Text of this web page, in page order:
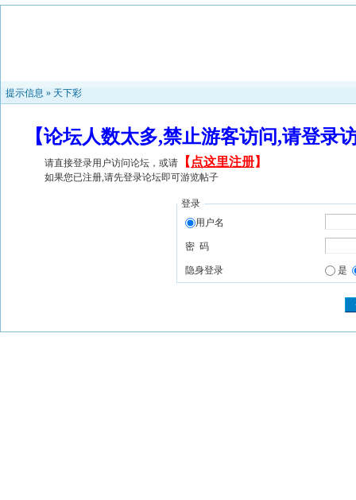
提示信息 » 天下彩
【论坛人数太多,禁止游客访问,请登
请直接登录用户访问论坛，或请 【 点这里注册】
如果您已注册,请先登录论坛即可游览帖子
登录
用户名
密 码
隐身登录 是